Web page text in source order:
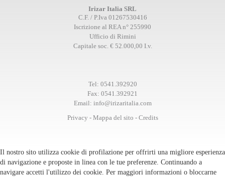
Irizar Italia SRL
C.F. / P.Iva 01267530416
Iscrizione al REA n° 255990
Ufficio di Rimini
Capitale soc. € 52.000,00 I.v.
Tel: 0541.392920
Fax: 0541.392921
Email: info@irizaritalia.com
Privacy - Mappa del sito - Credits
Il nostro sito utilizza cookie di profilazione per offrirti una migliore esperienza
di navigazione e proposte in linea con le tue preferenze. Continuando a
navigare accetti l'utilizzo dei cookie. Per maggiori informazioni o bloccarne